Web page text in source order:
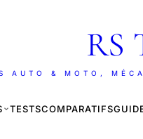
RS
AUTO & MOTO,
TESTSCOMPARATIFS